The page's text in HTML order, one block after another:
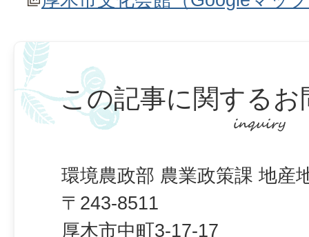
この記事に関するお
環境農政部 農業政策課 地産
〒243-8511
厚木市中町3-17-17